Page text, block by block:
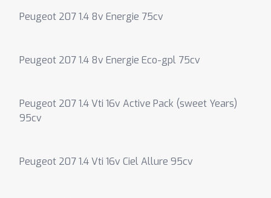
Peugeot 207 1.4 8v Energie 75cv
Peugeot 207 1.4 8v Energie Eco-gpl 75cv
Peugeot 207 1.4 Vti 16v Active Pack (sweet Years)
95cv
Peugeot 207 1.4 Vti 16v Ciel Allure 95cv